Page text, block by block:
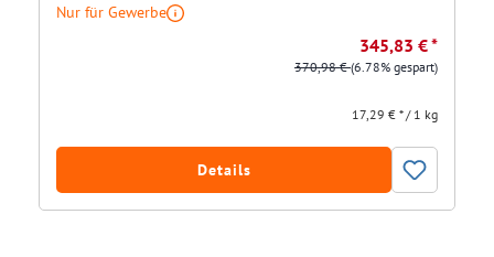
Nur für Gewerbe
345,83 € *
370,98 €(6.78% gespart)
17,29 € * / 1 kg
Details